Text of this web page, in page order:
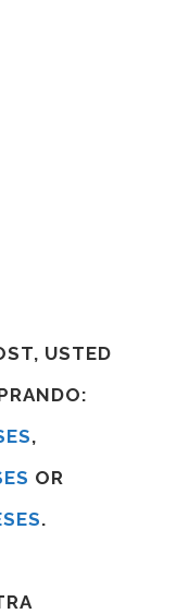
USTED
,
OR
.